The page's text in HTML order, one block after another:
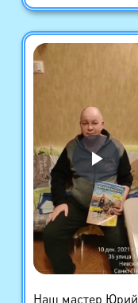
Наш мастер Юрий